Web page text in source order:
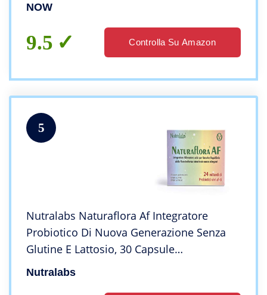
NOW
9.5 Controlla Su Amazon
5
Nutralabs Naturaflora Af Integratore
Probiotico Di Nuova Generazione Senza
Glutine E Lattosio, 30 Capsule
Gastroresistenti – 40 Gr
Nutralabs